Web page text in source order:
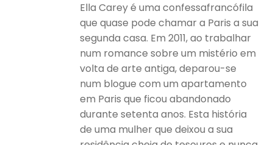
Ella Carey é uma confessafrancófila
que quase pode chamar a Paris a sua
segunda casa. Em 2011, ao trabalhar
num romance sobre um mistério em
volta de arte antiga, deparou-se
num blogue com um apartamento
em Paris que ficou abandonado
durante setenta anos. Esta história
de uma mulher que deixou a sua